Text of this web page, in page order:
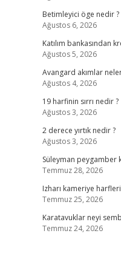
Betimleyici öge nedir ?
Ağustos 6, 2026
Katılım bankasından
Ağustos 5, 2026
Avangard akımlar
Ağustos 4, 2026
19 harfinin sırrı nedir ?
Ağustos 3, 2026
2 derece yırtık nedir ?
Ağustos 3, 2026
Süleyman peygamber
Temmuz 28, 2026
Izharı kameriye
Temmuz 25, 2026
Karatavuklar neyi
Temmuz 24, 2026